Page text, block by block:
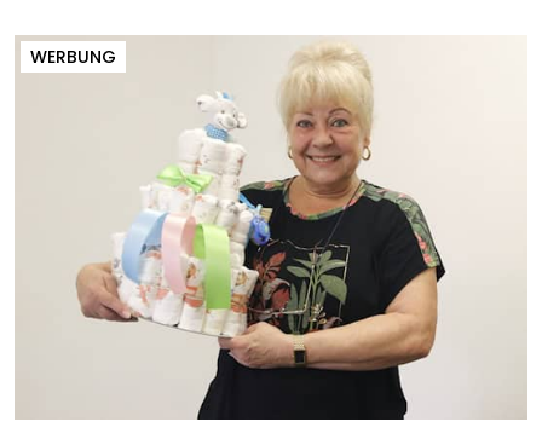
WERBUNG